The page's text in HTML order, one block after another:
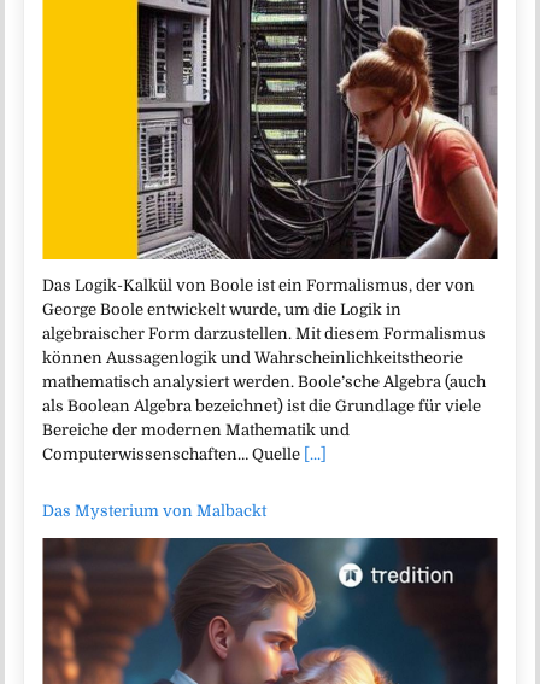
Das Logik-Kalkül von Boole ist ein Formalismus, der von
George Boole entwickelt wurde, um die Logik in
algebraischer Form darzustellen. Mit diesem Formalismus
können Aussagenlogik und Wahrscheinlichkeitstheorie
mathematisch analysiert werden. Boole’sche Algebra (auch
als Boolean Algebra bezeichnet) ist die Grundlage für viele
Bereiche der modernen Mathematik und
Computerwissenschaften… Quelle [...]
Das Mysterium von Malbackt